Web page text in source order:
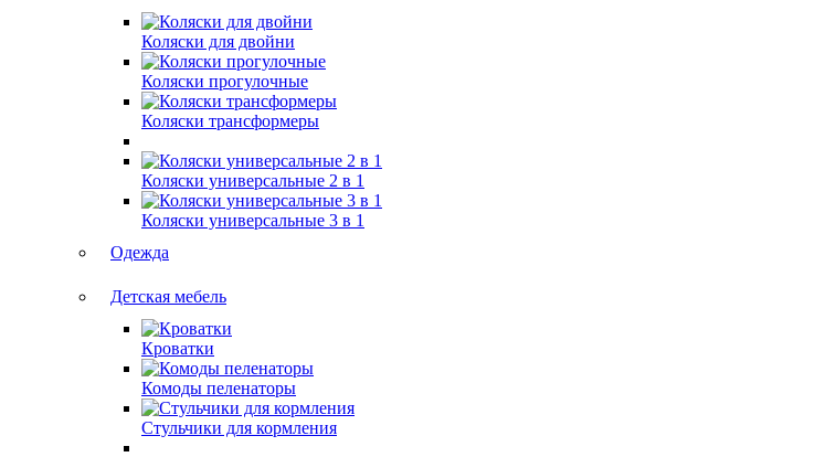
Коляски для двойни
Коляски прогулочные
Коляски трансформеры
Коляски универсальные 2 в 1
Коляски универсальные 3 в 1
Одежда
Детская мебель
Кроватки
Комоды пеленаторы
Стульчики для кормления